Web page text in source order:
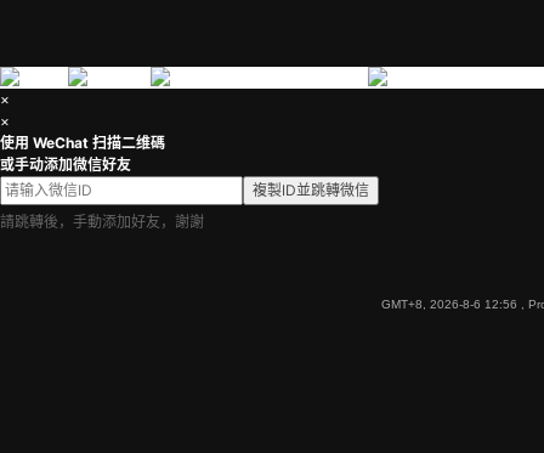
×
×
使用 WeChat 扫描二维碼
或手动添加微信好友
複製ID並跳轉微信
請跳轉後，手動添加好友，謝謝
GMT+8, 2026-8-6 12:56 ,